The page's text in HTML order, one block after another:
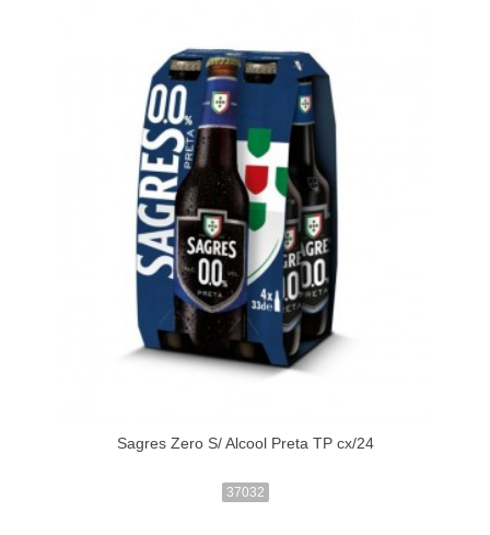
Sagres Zero S/ Alcool Preta TP cx/24
37032